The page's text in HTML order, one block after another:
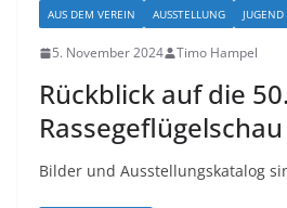
AUS DEM VEREIN
AUSSTELLUNG JUGEND
5. November 2024 Timo Hampel
Rückblick auf die
Rassegeflügelschau
Bilder und Ausstellungskatalog